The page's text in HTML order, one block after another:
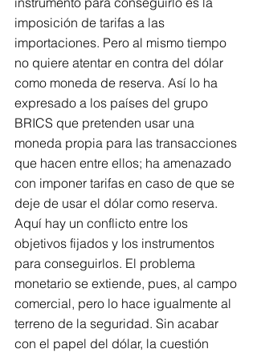
imposición de tarifas a las
importaciones. Pero al mismo tiempo
no quiere atentar en contra del dólar
como moneda de reserva. Así lo ha
expresado a los países del grupo
BRICS que pretenden usar una
moneda propia para las transacciones
que hacen entre ellos; ha amenazado
con imponer tarifas en caso de que se
deje de usar el dólar como reserva.
Aquí hay un conflicto entre los
objetivos fijados y los instrumentos
para conseguirlos. El problema
monetario se extiende, pues, al campo
comercial, pero lo hace igualmente al
terreno de la seguridad. Sin acabar
con el papel del dólar, la cuestión